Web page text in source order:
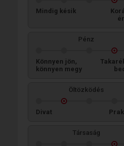
Mindig késik
Pénz
Könnyen jön,
könnyen megy
Öltözködés
Divat
Társaság